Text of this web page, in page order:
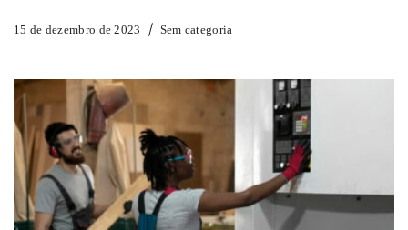
15 de dezembro de 2023 Sem categoria